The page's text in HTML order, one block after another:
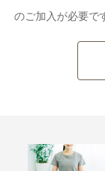
のご加入が必要